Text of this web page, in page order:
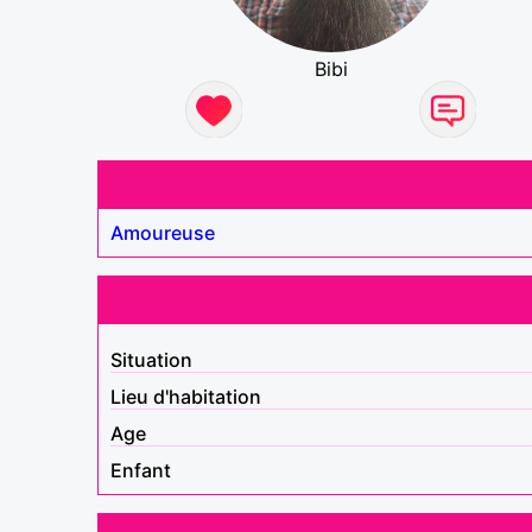
Bibi
Amoureuse
Situation
Lieu d'habitation
Age
Enfant